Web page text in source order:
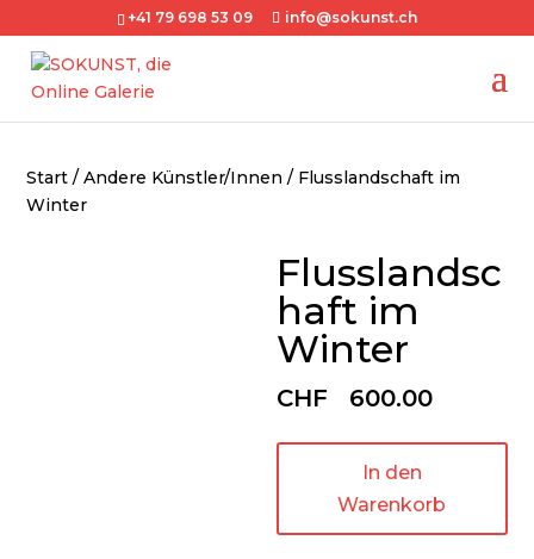
+41 79 698 53 09 info@sokunst.ch
Start /Andere Künstler/Innen / Flusslandschaft im
Winter
Flusslandsc
haft im
Winter
CHF 600.00
In den
Warenkorb